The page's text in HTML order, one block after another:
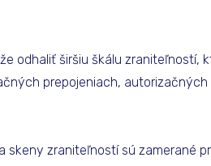
odhaliť širšiu škálu
prepojeniach,
skeny zraniteľností sú zamerané